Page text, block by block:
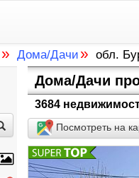
» Дома/Дачи » обл.
Дома/Дачи
3684
Посмотреть на